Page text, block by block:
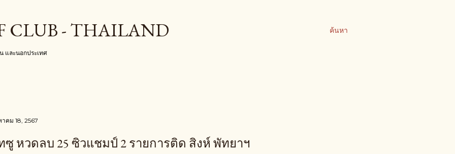
ค้นหา
CLUB - THAILAND
และนอกประเทศ
าคม 18, 2567
ซู หวดลบ 25 ซิวแชมป์ 2 รายการติด สิงห์ พัทยาฯ